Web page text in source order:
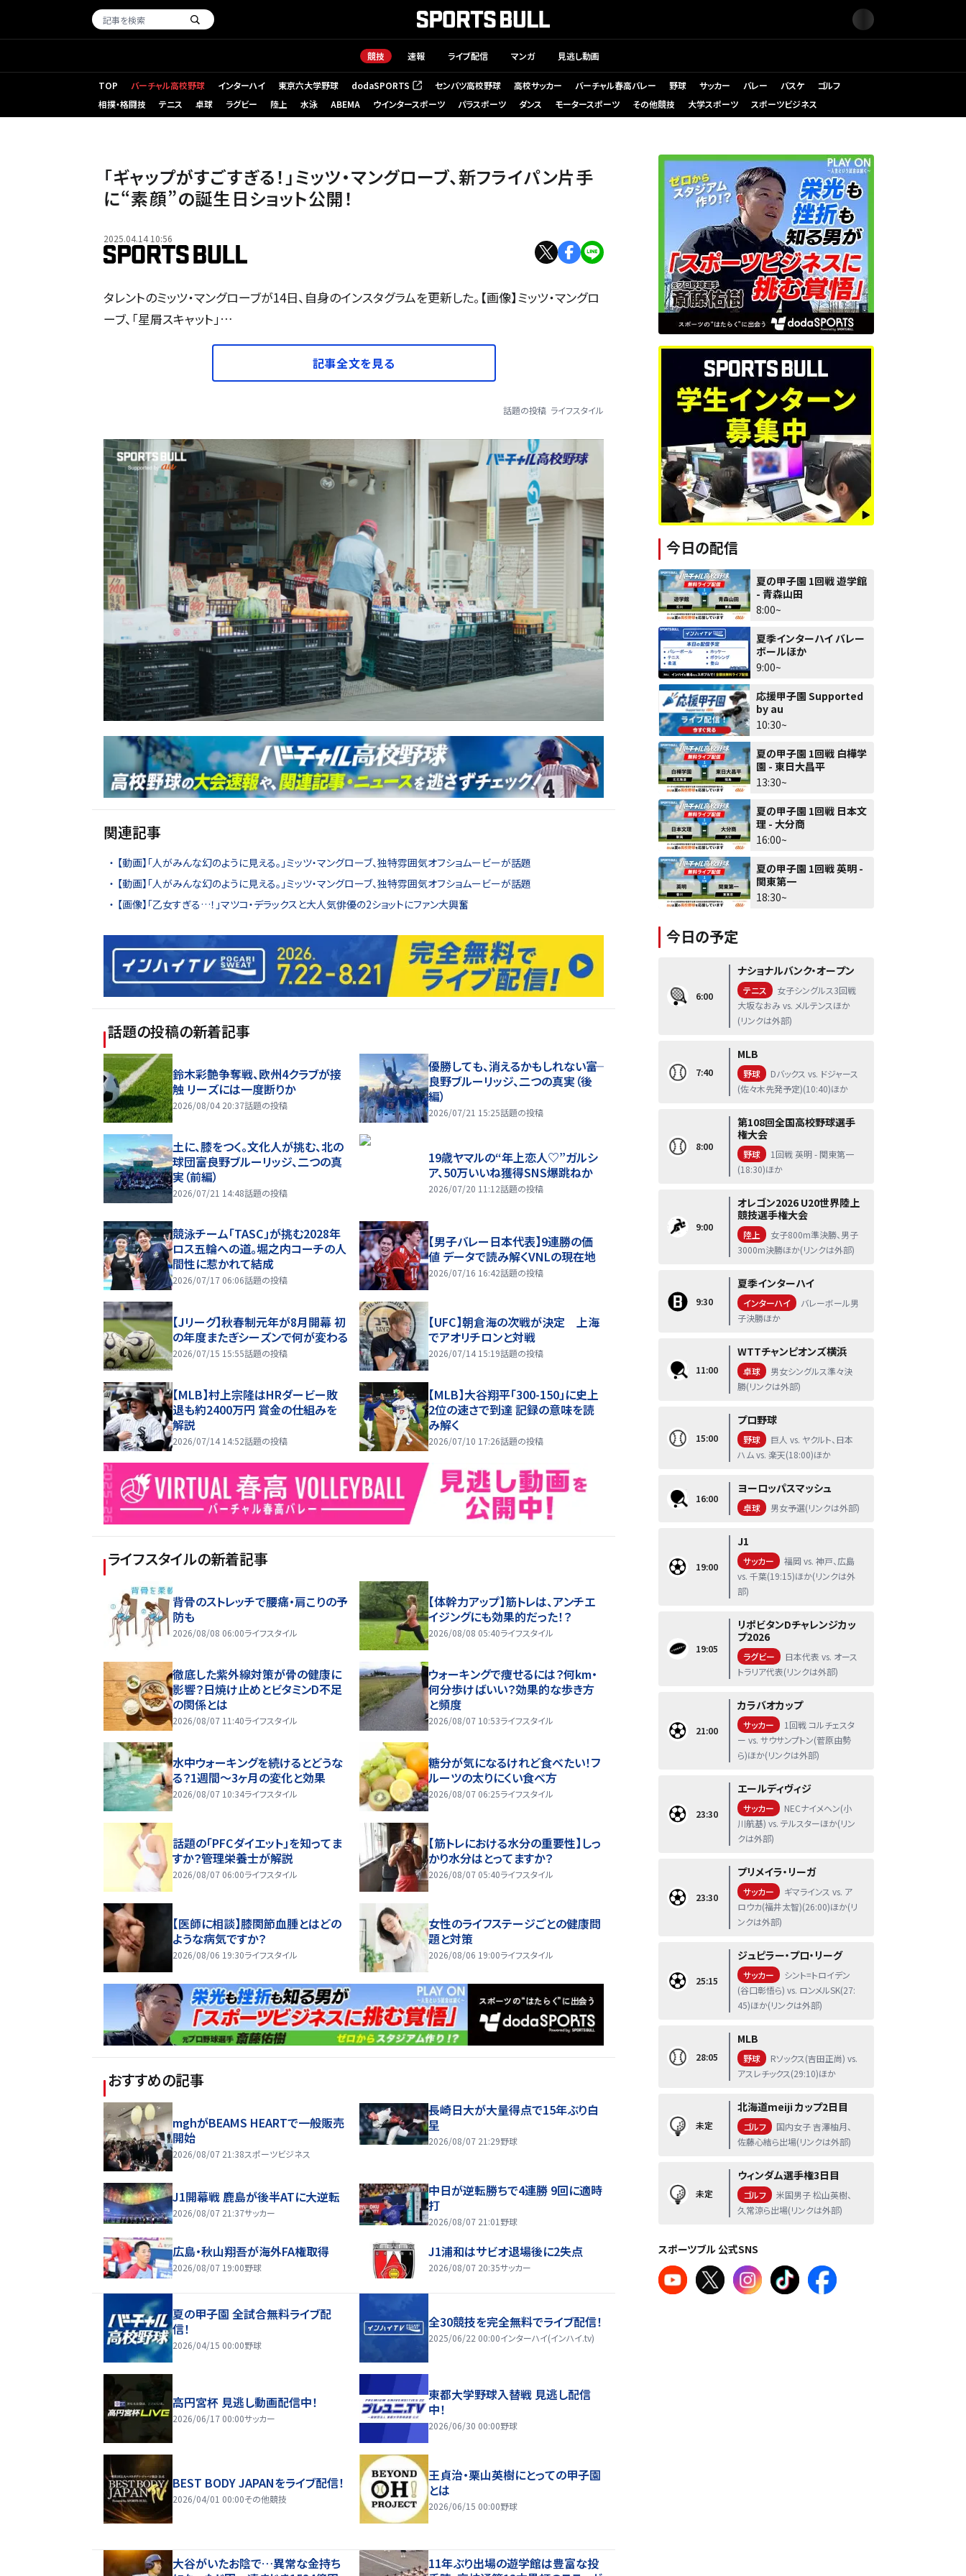
競技 速報 ライブ配信 マンガ 見逃し動画
TOP バーチャル高校野球 インターハイ 東京六大学野球 dodaSPORTS
（新しいタブで開く） センバツ高校野球 高校サッカー バーチャル春高バレー 野球 サッカー バレー バスケ
ゴルフ
相撲・格闘技
テニス 卓球 ラグビー 陸上 水泳 ABEMA ウインタースポーツ パラスポーツ ダンス モータースポーツ その他競技 大学スポーツ スポーツビジネス
「ギャップがすごすぎる！」ミッツ・マングローブ、新フライパン片手
に“素顔”の誕生日ショット公開！
2025.04.14 10:56
タレントのミッツ・マングローブが14日、自身のインスタグラムを更新した。【画像】ミッツ・マングロ
ーブ、「星屑スキャット」…
記事全文を見る
話題の投稿 ライフスタイル
関連記事
【動画】「人がみんな幻のように見える。」ミッツ・マングローブ、独特雰囲気オフショムービーが話題
【動画】「人がみんな幻のように見える。」ミッツ・マングローブ、独特雰囲気オフショムービーが話題
【画像】「乙女すぎる…！」マツコ・デラックスと大人気俳優の2ショットにファン大興奮
話題の投稿の新着記事
鈴木彩艶争奪戦、欧州4クラブが接
触 リーズには一度断りか
2026/08/04 20:37話題の投稿
優勝しても、消えるかもしれない――富
良野ブルーリッジ、二つの真実（後
編）
2026/07/21 15:25話題の投稿
土に、膝をつく。文化人が挑む、北の
球団――富良野ブルーリッジ、二つの真
実（前編）
2026/07/21 14:48話題の投稿
19歳ヤマルの“年上恋人♡”ガルシ
ア、50万いいね獲得SNS爆跳ねか
2026/07/20 11:12話題の投稿
競泳チーム「TASC」が挑む2028年
ロス五輪への道。堀之内コーチの人
間性に惹かれて結成
2026/07/17 06:06話題の投稿
【男子バレー日本代表】9連勝の価
値 データで読み解くVNLの現在地
2026/07/16 16:42話題の投稿
【Jリーグ】秋春制元年が8月開幕 初
の年度またぎシーズンで何が変わる
2026/07/15 15:55話題の投稿
【UFC】朝倉海の次戦が決定 上海
でアオリチロンと対戦
2026/07/14 15:19話題の投稿
【MLB】村上宗隆はHRダービー敗
退も約2400万円 賞金の仕組みを
解説
2026/07/14 14:52話題の投稿
【MLB】大谷翔平「300-150」に史上
2位の速さで到達 記録の意味を読
み解く
2026/07/10 17:26話題の投稿
ライフスタイルの新着記事
背骨のストレッチで腰痛・肩こりの予
防も
2026/08/08 06:00ライフスタイル
【体幹力アップ】筋トレは、アンチエ
イジングにも効果的だった！？
2026/08/08 05:40ライフスタイル
徹底した紫外線対策が骨の健康に
影響？日焼け止めとビタミンD不足
の関係とは
2026/08/07 11:40ライフスタイル
ウォーキングで痩せるには？何km・
何分歩けばいい？効果的な歩き方
と頻度
2026/08/07 10:53ライフスタイル
水中ウォーキングを続けるとどうな
る？1週間～3ヶ月の変化と効果
2026/08/07 10:34ライフスタイル
糖分が気になるけれど食べたい！フ
ルーツの太りにくい食べ方
2026/08/07 06:25ライフスタイル
話題の「PFCダイエット」を知ってま
すか？管理栄養士が解説
2026/08/07 06:00ライフスタイル
【筋トレにおける水分の重要性】しっ
かり水分はとってますか？
2026/08/07 05:40ライフスタイル
【医師に相談】膝関節血腫とはどの
ような病気ですか？
2026/08/06 19:30ライフスタイル
女性のライフステージごとの健康問
題と対策
2026/08/06 19:00ライフスタイル
おすすめの記事
mghがBEAMS HEARTで一般販売
開始
2026/08/07 21:38スポーツビジネス
長崎日大が大量得点で15年ぶり白
星
2026/08/07 21:29野球
J1開幕戦 鹿島が後半ATに大逆転
2026/08/07 21:37サッカー
中日が逆転勝ちで4連勝 9回に適時
打
2026/08/07 21:01 野球
広島・秋山翔吾が海外FA権取得
2026/08/07 19:00野球
J1浦和はサビオ退場後に2失点
2026/08/07 20:35サッカー
夏の甲子園 全試合無料ライブ配
信！
2026/04/15 00:00野球
全30競技を完全無料でライブ配信！
2025/06/22 00:00インターハイ(インハイ.tv)
高円宮杯 見逃し動画配信中！
2026/06/17 00:00サッカー
東都大学野球入替戦 見逃し配信
中！
2026/06/30 00:00野球
BEST BODY JAPANをライブ配信！
2026/04/01 00:00その他競技
王貞治・栗山英樹にとっての甲子園
とは
2026/06/15 00:00野球
大谷がいたお陰で…異常な金持ち
11年ぶり出場の遊学館は豊富な投
今日の配信
夏の甲子園 1回戦 遊学館
- 青森山田
8:00~
夏季インターハイ バレー
ボールほか
9:00~
応援甲子園 Supported
by au
10:30~
夏の甲子園 1回戦 白樺学
園 - 東日大昌平
13:30~
夏の甲子園 1回戦 日本文
理 - 大分商
16:00~
夏の甲子園 1回戦 英明 -
関東第一
18:30~
今日の予定
6:00
ナショナルバンク・オープン
テニス
女子シングルス3回戦
大坂なおみ vs. メルテンスほか
(リンクは外部)
7:40
MLB
野球
Dバックス vs. ドジャース
(佐々木先発予定)(10:40)ほか
8:00
第108回全国高校野球選手
権大会
野球
1回戦 英明 - 関東第一
(18:30)ほか
9:00
オレゴン2026 U20世界陸上
競技選手権大会
陸上
女子800m準決勝、男子
3000m決勝ほか(リンクは外部)
9:30
夏季インターハイ
インターハイ
バレーボール男
子決勝ほか
11:00
WTTチャンピオンズ横浜
卓球
男女シングルス準々決
勝(リンクは外部)
15:00
プロ野球
野球
巨人 vs. ヤクルト、日本
ハム vs. 楽天(18:00)ほか
16:00
ヨーロッパスマッシュ
卓球 男女予選(リンクは外部)
19:00
J1
サッカー
福岡 vs. 神戸、広島
vs. 千葉(19:15)ほか(リンクは外
部)
19:05
リポビタンDチャレンジカッ
プ2026
ラグビー
日本代表 vs. オース
トラリア代表(リンクは外部)
21:00
カラバオカップ
サッカー
1回戦 コルチェスタ
ー vs. サウサンプトン(菅原由勢
ら)ほか(リンクは外部)
23:30
エールディヴィジ
サッカー
NECナイメヘン(小
川航基) vs. テルスターほか(リン
クは外部)
23:30
プリメイラ・リーガ
サッカー
ギマラインス vs. ア
ロウカ(福井太智)(26:00)ほか(リ
ンクは外部)
25:15
ジュピラー・プロ・リーグ
サッカー
シント=トロイデン
(谷口彰悟ら) vs. ロンメルSK(27:
45)ほか(リンクは外部)
28:05
MLB
野球
Rソックス(吉田正尚) vs.
アスレチックス(29:10)ほか
未定
北海道meiji カップ2日目
ゴルフ
国内女子 吉澤柚月、
佐藤心結ら出場(リンクは外部)
未定
ウィンダム選手権3日目
ゴルフ
米国男子 松山英樹、
久常涼ら出場(リンクは外部)
スポーツブル 公式SNS